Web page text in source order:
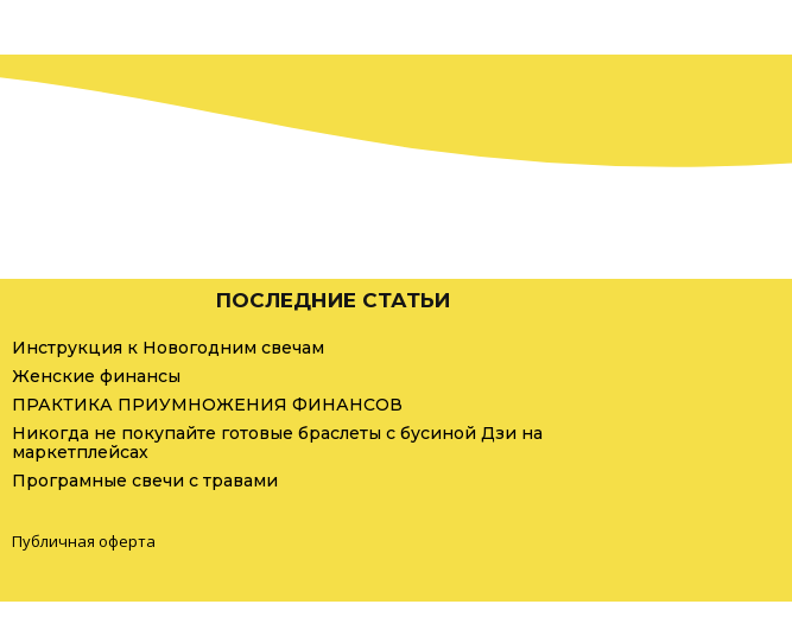
ПОСЛЕДНИЕ СТАТЬИ
Инструкция к Новогодним свечам
Женские финансы
ПРАКТИКА ПРИУМНОЖЕНИЯ ФИНАНСОВ
Никогда не покупайте готовые браслеты с бусиной Дзи на
маркетплейсах
Програмные свечи с травами
Публичная оферта